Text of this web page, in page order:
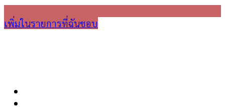
เพิ่มในรายการที่ฉันชอบ